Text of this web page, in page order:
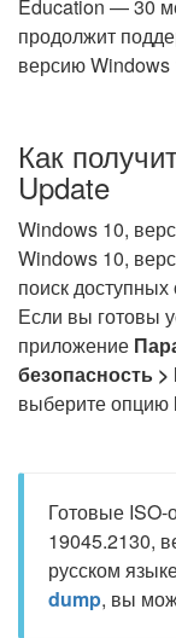
Education — 30
продолжит
версию Windows
Как
Update
Windows 10,
Windows 10,
поиск
Если вы готовы
приложение
безопасность
выберите опцию
Готовые
19045.2130,
русском
dump, вы